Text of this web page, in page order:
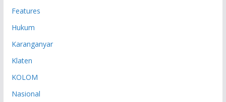
Features
Hukum
Karanganyar
Klaten
KOLOM
Nasional